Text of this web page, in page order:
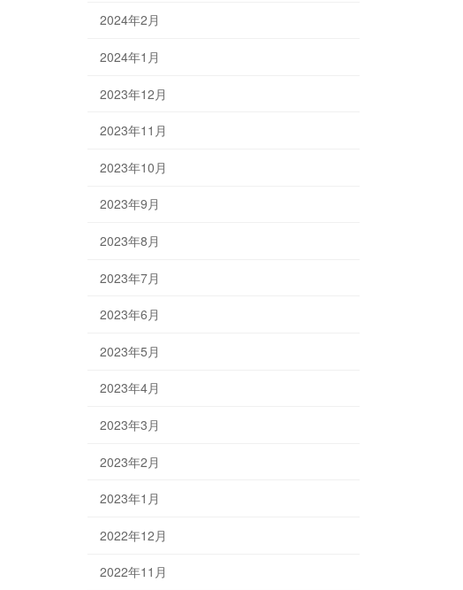
2024年2月
2024年1月
2023年12月
2023年11月
2023年10月
2023年9月
2023年8月
2023年7月
2023年6月
2023年5月
2023年4月
2023年3月
2023年2月
2023年1月
2022年12月
2022年11月